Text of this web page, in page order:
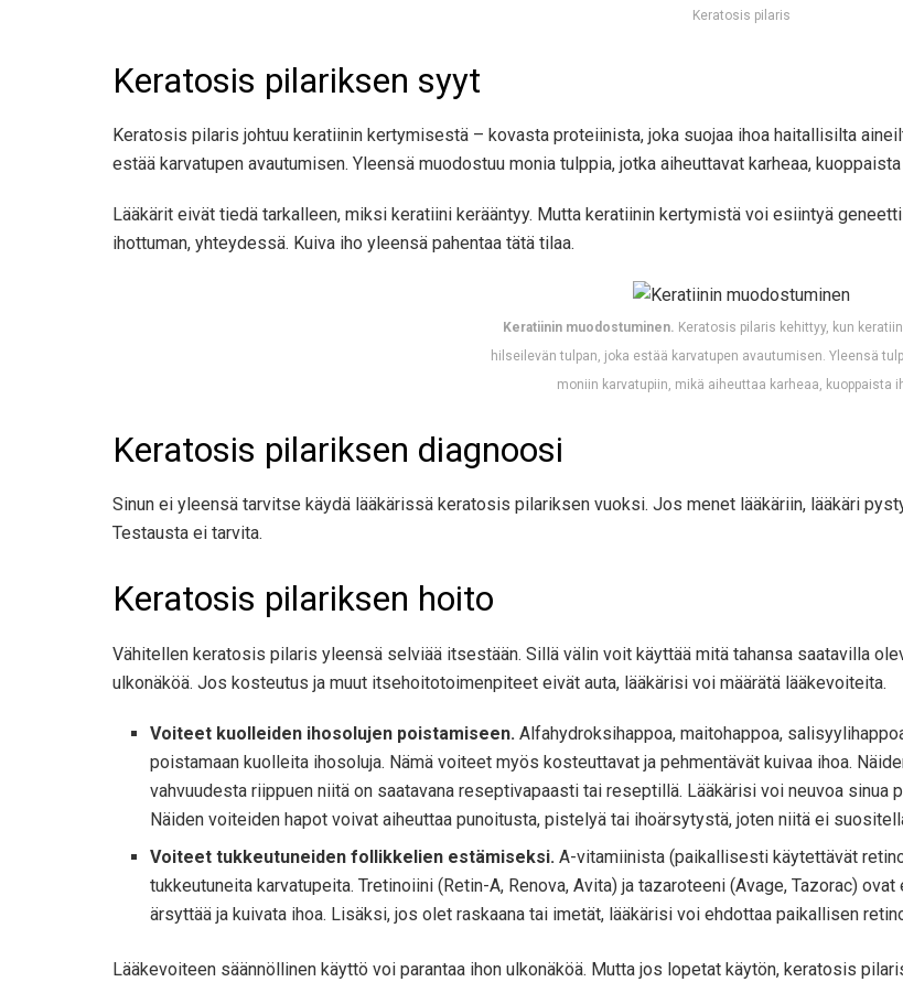
Keratosis pilaris
Keratosis pilariksen syyt
Keratosis pilaris johtuu keratiinin kertymisestä – kovasta proteiinista, joka suojaa ihoa haitallisilta
estää karvatupen avautumisen. Yleensä muodostuu monia tulppia, jotka aiheuttavat karheaa, kuoppaista
Lääkärit eivät tiedä tarkalleen, miksi keratiini kerääntyy. Mutta keratiinin kertymistä voi esiintyä
ihottuman, yhteydessä. Kuiva iho yleensä pahentaa tätä tilaa.
Keratiinin muodostuminen. Keratosis pilaris kehittyy, kun
hilseilevän tulpan, joka estää karvatupen avautumisen. Yleensä
moniin karvatupiin, mikä aiheuttaa karheaa, kuoppaista
Keratosis pilariksen diagnoosi
Sinun ei yleensä tarvitse käydä lääkärissä keratosis pilariksen vuoksi. Jos menet lääkäriin, lääkäri
Testausta ei tarvita.
Keratosis pilariksen hoito
Vähitellen keratosis pilaris yleensä selviää itsestään. Sillä välin voit käyttää mitä tahansa saatavilla
ulkonäköä. Jos kosteutus ja muut itsehoitotoimenpiteet eivät auta, lääkärisi voi määrätä lääkevoiteita.
Voiteet kuolleiden ihosolujen poistamiseen. Alfahydroksihappoa, maitohappoa,
poistamaan kuolleita ihosoluja. Nämä voiteet myös kosteuttavat ja pehmentävät kuivaa ihoa.
vahvuudesta riippuen niitä on saatavana reseptivapaasti tai reseptillä. Lääkärisi voi neuvoa sinua
Näiden voiteiden hapot voivat aiheuttaa punoitusta, pistelyä tai ihoärsytystä, joten niitä ei
Voiteet tukkeutuneiden follikkelien estämiseksi. A-vitamiinista (paikallisesti käytettävät
tukkeutuneita karvatupeita. Tretinoiini (Retin-A, Renova, Avita) ja tazaroteeni (Avage, Tazorac)
ärsyttää ja kuivata ihoa. Lisäksi, jos olet raskaana tai imetät, lääkärisi voi ehdottaa paikallisen
Lääkevoiteen säännöllinen käyttö voi parantaa ihon ulkonäköä. Mutta jos lopetat käytön, keratosis